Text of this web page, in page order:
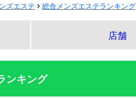
ズエステ 総合メンズエステランキング
店舗
ンキング